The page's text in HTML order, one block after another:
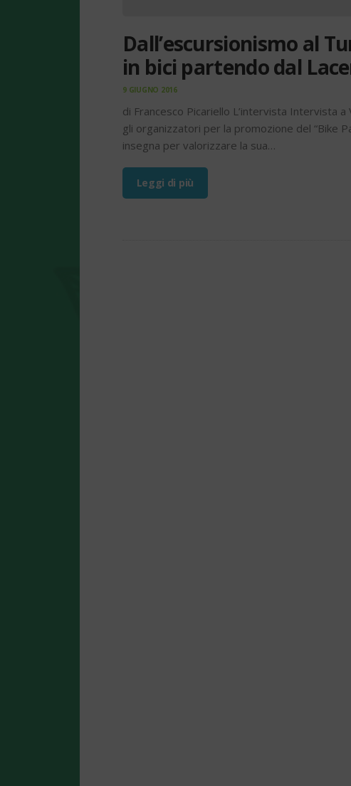
Dall’escursionismo al
in bici partendo dal
9 GIUGNO 2016
di Francesco Picariello L’intervista Intervista
gli organizzatori per la promozione del “Bike
insegna per valorizzare la sua…
Leggi di più